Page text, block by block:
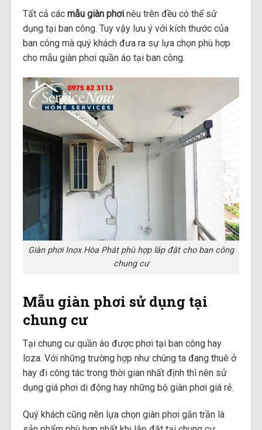
Tất cả các mẫu giàn phơinêu trên đều có thể sử
dụng tại ban công. Tuy vậy lưu ý với kích thước của
ban công mà quý khách đưa ra sự lựa chọn phù hợp
cho mẫu giàn phơi quần áo tại ban công.
Giàn phơi Inox Hòa Phát phù hợp lắp đặt cho ban công
chung cư
Mẫu giàn phơi sử dụng tại
chung cư
Tại chung cư quần áo được phơi tại ban công hay
loza. Với những trường hợp như chúng ta đang thuê ở
hay đi công tác trong thời gian nhất định thì nên sử
dụng giá phơi di động hay những bộ giàn phơi giá rẻ.
Quý khách cũng nên lựa chọn giàn phơi gắn trần là